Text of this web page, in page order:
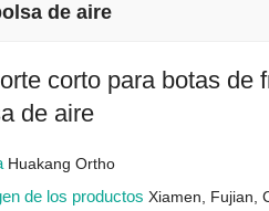
de aire
corto para botas de
de aire
Huakang Ortho
de los productosXiamen, Fujian,